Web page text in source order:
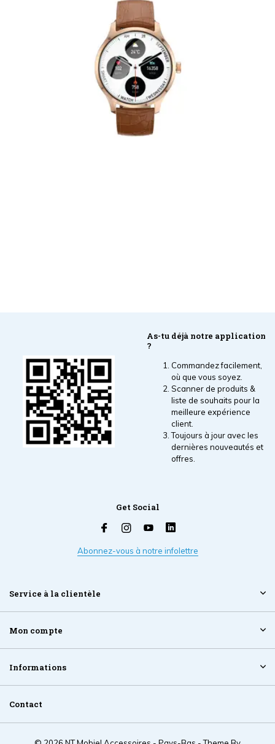
As-tu déjà notre application
?
Commandez facilement,
où que vous soyez.
Scanner de produits &
liste de souhaits pour la
meilleure expérience
client.
Toujours à jour avec les
dernières nouveautés et
offres.
Get Social
Abonnez-vous à notre infolettre
Service à la clientèle
Mon compte
Informations
Contact